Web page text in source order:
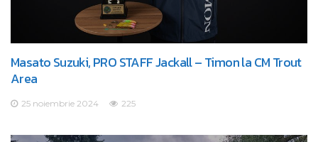
Masato Suzuki, PRO STAFF Jackall – Timon la CM Trout
Area
25 noiembrie 2024 225